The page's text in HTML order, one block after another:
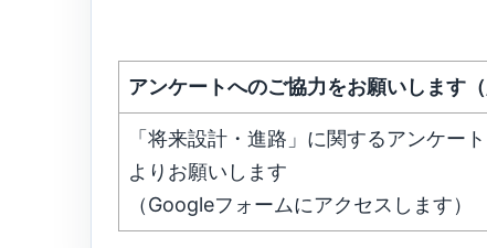
アンケートへのご協力をお願いします（
「将来設計・進路」に関するアンケー
よりお願いします
（Googleフォームにアクセスします）